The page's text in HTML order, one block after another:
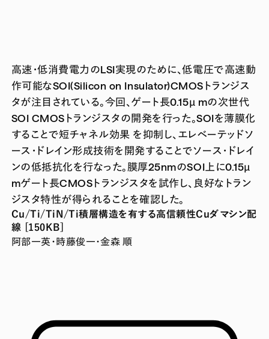
高速・低消費電力のLSI実現のために、低電圧で高速動
作可能なSOI(Silicon on Insulator)CMOSトランジス
タが注目されている。今回、ゲート長0.15µ mの次世代
SOI CMOSトランジスタの開発を行った。SOIを薄膜化
することで短チャネル効果 を抑制し、エレベーテッドソ
ース・ドレイン形成技術を開発することでソース・ドレイ
ンの低抵抗化を行なった。膜厚25nmのSOI上に0.15µ
mゲート長CMOSトランジスタを試作し、良好なトラン
ジスタ特性が得られることを確認した。
Cu/Ti/TiN/Ti積層構造を有する高信頼性Cuダマシン配
線 [150KB]
阿部一英・時藤俊一・金森 順